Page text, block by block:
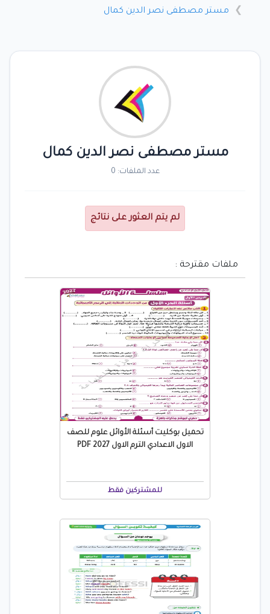
مستر مصطفى نصر الدين كمال
مستر مصطفى نصر الدين كمال
عدد الملفات: 0
لم يتم العثور على نتائج
ملفات مقترحة :
تحميل بوكليت أسئلة الأوائل علوم للصف
الاول الاعدادي الترم الاول 2027 PDF
للمشتركين فقط